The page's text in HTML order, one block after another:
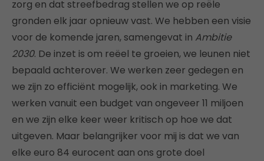
zorg en dat streefbedrag stellen we op reële
gronden elk jaar opnieuw vast. We hebben een visie
voor de komende jaren, samengevat in Ambitie
2030. De inzet is om reëel te groeien, we leunen niet
bepaald achterover. We werken zeer gedegen en
we zijn zo efficiënt mogelijk, ook in marketing. We
werken vanuit een budget van ongeveer 11 miljoen
en we zijn elke keer weer kritisch op hoe we dat
uitgeven. Maar belangrijker voor mij is dat we van
elke euro 84 eurocent aan ons grote doel